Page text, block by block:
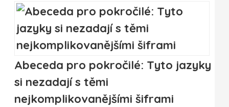
Abeceda pro pokročilé: Tyto jazyky
si nezadají s těmi
nejkomplikovanějšími šiframi